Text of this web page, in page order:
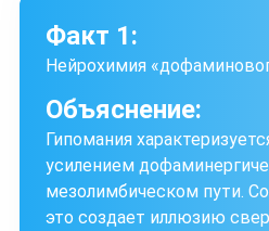
Факт 1:
Нейрохимия
Объяснение:
Гипомания
усилением
мезолимбическом пути.
это создает иллюзию